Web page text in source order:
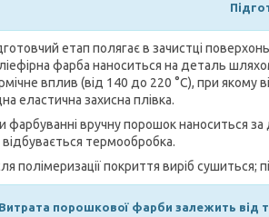
етап полягає в зачистці
фарба наноситься на деталь
вплив (від 140 до 220 °С), при якому
еластична захисна плівка.
фарбуванні вручну порошок наноситься
термообробка.
полімеризації покриття виріб
Витрата порошкової фарби залежить від